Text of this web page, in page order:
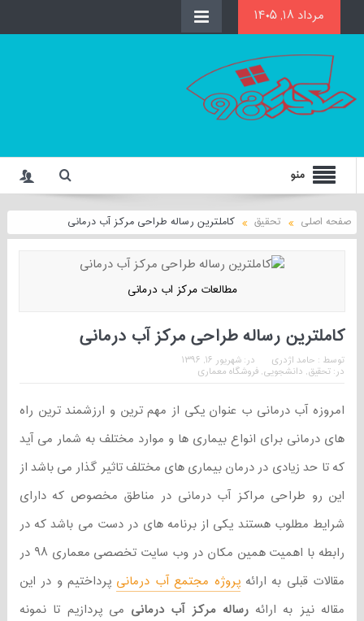
مرداد ۱۸, ۱۴۰۵
منو
صفحه اصلی تحقیق کاملترین رساله طراحی مرکز آب درمانی
مطالعات مرکز اب درمانی
کاملترین رساله طراحی مرکز آب درمانی
توسط : حامد اژدری در: شهریور ۱۶, ۱۳۹۶
در: تحقیق, دانشجویی, فروشگاه معماری
امروزه آب درمانی ب عنوان یکی از مهم ترین و ارزشمند ترین راه
های درمانی برای انواع بیماری ها و موارد مختلف به شمار می آید
که تا حد زیادی در درمان بیماری های مختلف تاثیر گذار می باشد از
این رو طراحی مراکز آب درمانی در مناطق مخصوص که دارای
شرایط مطلوب هستند یکی از برنامه های در دست می باشد که در
رابطه با اهمیت همین مکان در وب سایت تخصصی معماری ۹۸ در
مقالات قبلی به ارائهپروژه مجتمع آب درمانی پرداختیم و در این
مقاله نیز به ارائهرساله مرکز آب درمانی می پردازیم تا نمونه